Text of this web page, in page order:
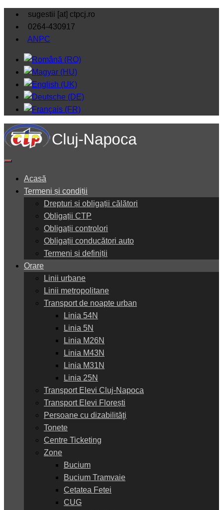
sugestii [at] ctpcj.ro
0264-430917
ANPC
Acasă
Termeni și condiții
Drepturi și obligații călători
Obligații CTP
Obligații controlori
Obligații conducători auto
Termeni și definiții
Orare
Linii urbane
Linii metropolitane
Transport de noapte urban
Linia 54N
Linia 5N
Linia M26N
Linia M43N
Linia M31N
Linia 25N
Transport Elevi Cluj-Napoca
Transport Elevi Florești
Persoane cu dizabilităţi
Tonete
Centre Ticketing
Zone
Bucium
Bucium Tramvaie
Cetatea Fetei
CUG